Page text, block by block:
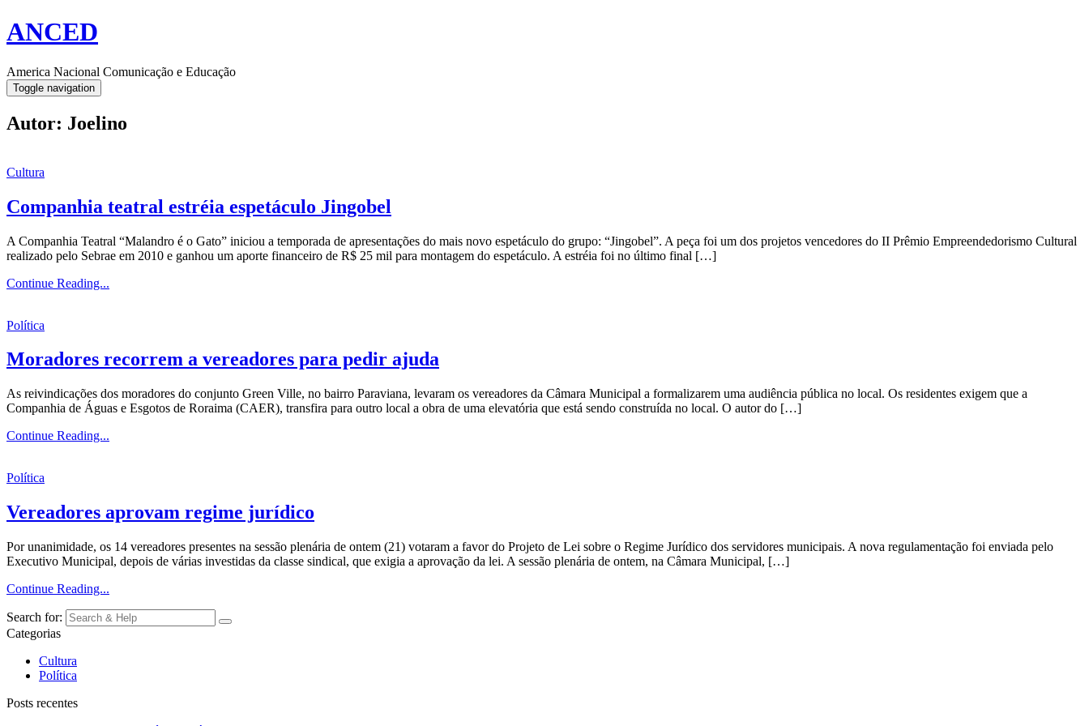
ANCED
America Nacional Comunicação e Educação
Toggle navigation
Autor: Joelino
Cultura
Companhia teatral estréia espetáculo Jingobel
A Companhia Teatral “Malandro é o Gato” iniciou a temporada de apresentações do mais novo espetáculo do grupo: “Jingobel”. A peça foi um dos projetos vencedores do II Prêmio Empreendedorismo Cultural
realizado pelo Sebrae em 2010 e ganhou um aporte financeiro de R$ 25 mil para montagem do espetáculo. A estréia foi no último final […]
Continue Reading...
Política
Moradores recorrem a vereadores para pedir ajuda
As reivindicações dos moradores do conjunto Green Ville, no bairro Paraviana, levaram os vereadores da Câmara Municipal a formalizarem uma audiência pública no local. Os residentes exigem que a
Companhia de Águas e Esgotos de Roraima (CAER), transfira para outro local a obra de uma elevatória que está sendo construída no local. O autor do […]
Continue Reading...
Política
Vereadores aprovam regime jurídico
Por unanimidade, os 14 vereadores presentes na sessão plenária de ontem (21) votaram a favor do Projeto de Lei sobre o Regime Jurídico dos servidores municipais. A nova regulamentação foi enviada pelo
Executivo Municipal, depois de várias investidas da classe sindical, que exigia a aprovação da lei. A sessão plenária de ontem, na Câmara Municipal, […]
Continue Reading...
Search for:
Categorias
Cultura
Política
Posts recentes